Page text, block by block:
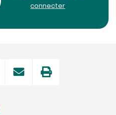
connecter